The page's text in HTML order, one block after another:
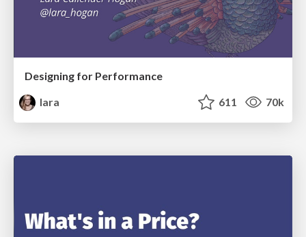
Designing for Performance
lara
611 70k